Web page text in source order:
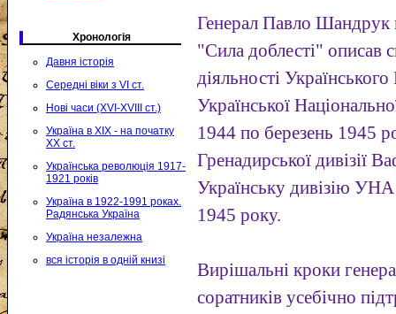
Хронологія
Давня історія
Середні віки з VI ст.
Нові часи (XVI-XVIII ст.)
Україна в XIX - на початку
XX ст.
Українська революція 1917-
1921 років
Україна в 1922-1991 роках.
Радянська Україна
Україна незалежна
вся історія в одній книзі
Генерал Павло Шандрук
"Сила доблесті" описав
діяльності
Української
1944 по березень 1945
Гренадирської дивізії
Українську дивізію УНА
1945 року.
Вирішальні кроки
соратників усебічно